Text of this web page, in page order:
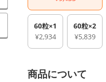
60粒×1
¥2,934
60粒×2
¥5,839
商品について